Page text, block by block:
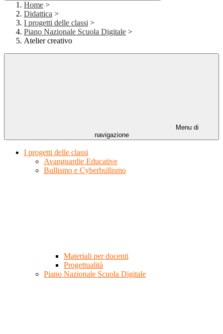
Home >
Didattica >
I progetti delle classi >
Piano Nazionale Scuola Digitale >
Atelier creativo
Menu di
navigazione
I progetti delle classi
Avanguardie Educative
Bullismo e Cyberbullismo
Materiali per docenti
Progettualità
Piano Nazionale Scuola Digitale